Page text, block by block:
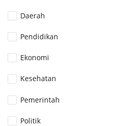
Daerah
Pendidikan
Ekonomi
Kesehatan
Pemerintah
Politik